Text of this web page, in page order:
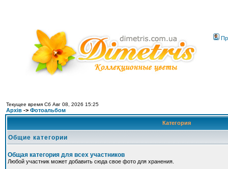
Текущее время Сб Авг 08, 2026 15:25
Архів -> Фотоальбом
Категория
Общие категории
Общая категория для всех участников
Любой участник может добавить сюда свое фото для хранения.